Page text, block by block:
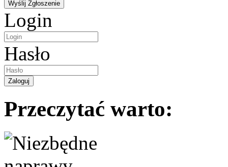
Login
Hasło
Przeczytać warto: